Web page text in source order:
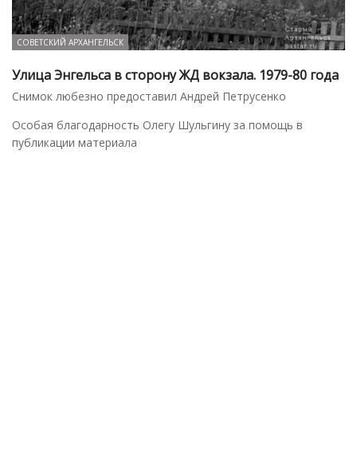
СОВЕТСКИЙ АРХАНГЕЛЬСК
Улица Энгельса в сторону ЖД вокзала. 1979-80 года
Снимок любезно предоставил Андрей Петрусенко
Особая благодарность Олегу Шульгину за помощь в
публикации материала